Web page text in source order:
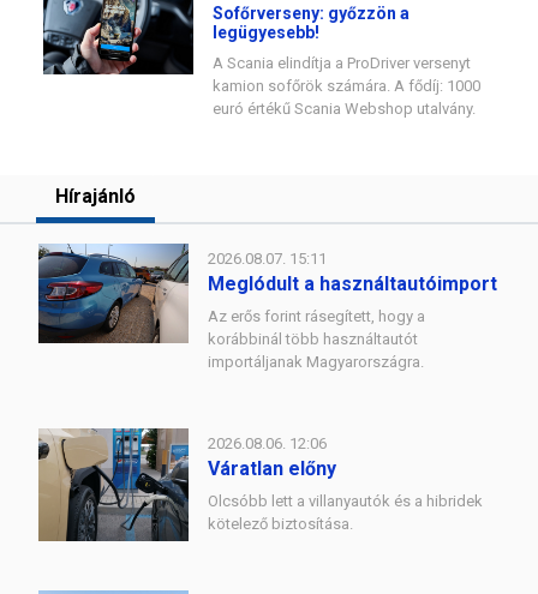
Sofőrverseny: győzzön a
legügyesebb!
A Scania elindítja a ProDriver versenyt
kamion sofőrök számára. A fődíj: 1000
euró értékű Scania Webshop utalvány.
Hírajánló
2026.08.07. 15:11
Meglódult a használtautóimport
Az erős forint rásegített, hogy a
korábbinál több használtautót
importáljanak Magyarországra.
2026.08.06. 12:06
Váratlan előny
Olcsóbb lett a villanyautók és a hibridek
kötelező biztosítása.